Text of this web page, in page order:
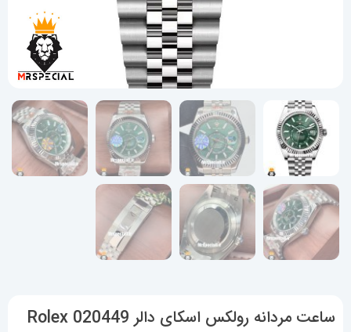
ساعت مردانه رولکس اسکای دالر 020449 Rolex